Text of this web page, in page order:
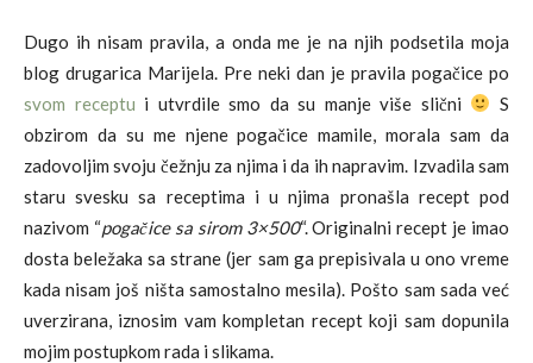
Dugo ih nisam pravila, a onda me je na njih podsetila moja
blog drugarica Marijela. Pre neki dan je pravila pogačice po
svom receptu i utvrdile smo da su manje više slični
S
obzirom da su me njene pogačice mamile, morala sam da
zadovoljim svoju čežnju za njima i da ih napravim. Izvadila sam
staru svesku sa receptima i u njima pronašla recept pod
nazivom “pogačice sa sirom 3×500“. Originalni recept je imao
dosta beležaka sa strane (jer sam ga prepisivala u ono vreme
kada nisam još ništa samostalno mesila). Pošto sam sada već
uverzirana, iznosim vam kompletan recept koji sam dopunila
mojim postupkom rada i slikama.